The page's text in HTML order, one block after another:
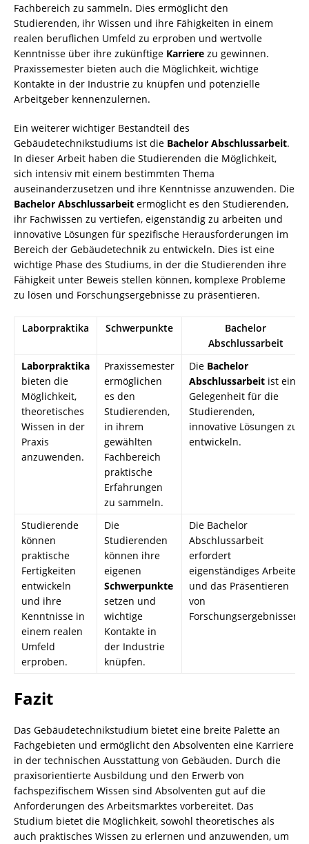
Fachbereich zu sammeln. Dies ermöglicht den
Studierenden, ihr Wissen und ihre Fähigkeiten in einem
realen beruflichen Umfeld zu erproben und wertvolle
Kenntnisse über ihre zukünftige Karriere zu gewinnen.
Praxissemester bieten auch die Möglichkeit, wichtige
Kontakte in der Industrie zu knüpfen und potenzielle
Arbeitgeber kennenzulernen.
Ein weiterer wichtiger Bestandteil des
Gebäudetechnikstudiums ist die Bachelor Abschlussarbeit.
In dieser Arbeit haben die Studierenden die Möglichkeit,
sich intensiv mit einem bestimmten Thema
auseinanderzusetzen und ihre Kenntnisse anzuwenden. Die
Bachelor Abschlussarbeit ermöglicht es den Studierenden,
ihr Fachwissen zu vertiefen, eigenständig zu arbeiten und
innovative Lösungen für spezifische Herausforderungen im
Bereich der Gebäudetechnik zu entwickeln. Dies ist eine
wichtige Phase des Studiums, in der die Studierenden ihre
Fähigkeit unter Beweis stellen können, komplexe Probleme
zu lösen und Forschungsergebnisse zu präsentieren.
Laborpraktika Schwerpunkte
Bachelor
Abschlussarbeit
Laborpraktika
bieten die
Möglichkeit,
theoretisches
Wissen in der
Praxis
anzuwenden.
Praxissemester
ermöglichen
es den
Studierenden,
in ihrem
gewählten
Fachbereich
praktische
Erfahrungen
zu sammeln.
Die Bachelor
Abschlussarbeit ist eine
Gelegenheit für die
Studierenden,
innovative Lösungen zu
entwickeln.
Studierende
können
praktische
Fertigkeiten
entwickeln
und ihre
Kenntnisse in
einem realen
Umfeld
erproben.
Die
Studierenden
können ihre
eigenen
Schwerpunkte
setzen und
wichtige
Kontakte in
der Industrie
knüpfen.
Die Bachelor
Abschlussarbeit
erfordert
eigenständiges Arbeiten
und das Präsentieren
von
Forschungsergebnissen.
Fazit
Das Gebäudetechnikstudium bietet eine breite Palette an
Fachgebieten und ermöglicht den Absolventen eine Karriere
in der technischen Ausstattung von Gebäuden. Durch die
praxisorientierte Ausbildung und den Erwerb von
fachspezifischem Wissen sind Absolventen gut auf die
Anforderungen des Arbeitsmarktes vorbereitet. Das
Studium bietet die Möglichkeit, sowohl theoretisches als
auch praktisches Wissen zu erlernen und anzuwenden, um